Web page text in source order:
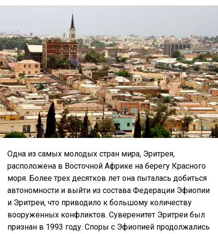
Одна из самых молодых стран мира, Эритрея,
расположена в Восточной Африке на берегу Красного
моря. Более трех десятков лет она пыталась добиться
автономности и выйти из состава Федерации Эфиопии
и Эритреи, что приводило к большому количеству
вооруженных конфликтов. Суверенитет Эритреи был
признан в 1993 году. Споры с Эфиопией продолжались